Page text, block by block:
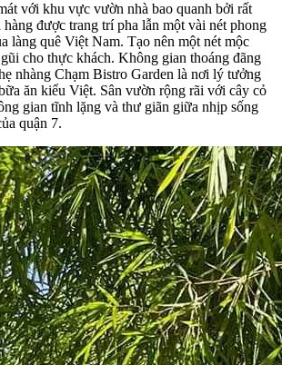
với khu vực vườn nhà bao quanh bởi rất
được trang trí pha lẫn một vài nét phong
làng quê Việt Nam. Tạo nên một nét mộc
cho thực khách. Không gian thoáng đãng
nhàng Chạm Bistro Garden là nơi lý tưởng
ăn kiểu Việt. Sân vườn rộng rãi với cây cỏ
gian tĩnh lặng và thư giãn giữa nhịp sống
quận 7.